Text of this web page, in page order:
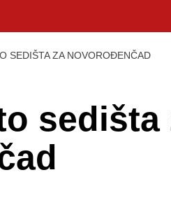
SEDIŠTA ZA NOVOROĐENČAD
sedišta